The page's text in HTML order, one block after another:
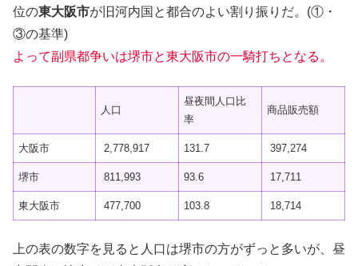
位の東大阪市が旧河内国と都合のよい割り振りだ。(①・
③の基準)
よって副県都争いは堺市と東大阪市の一騎打ちとなる。
人口
昼夜間人口比
率
商品販売額
大阪市 2,778,917 131.7 397,274
堺市 811,993 93.6 17,711
東大阪市 477,700 103.8 18,714
上の表の数字を見ると人口は堺市の方がずっと多いが、昼